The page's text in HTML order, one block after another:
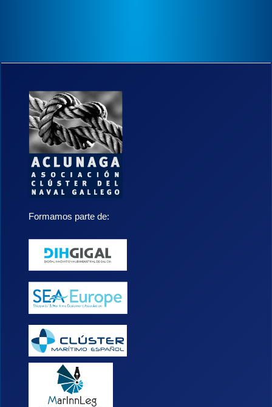
Formamos parte de: